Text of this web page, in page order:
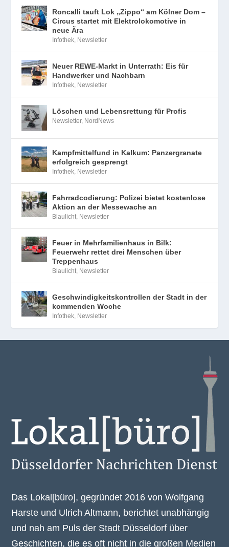
Roncalli tauft Lok „Zippo“ am Kölner Dom –
Circus startet mit Elektrolokomotive in
neue Ära
Infothek, Newsletter
Neuer REWE-Markt in Unterrath: Eis für
Handwerker und Nachbarn
Infothek, Newsletter
Löschen und Lebensrettung für Profis
Newsletter, NordNews
Kampfmittelfund in Kalkum: Panzergranate
erfolgreich gesprengt
Infothek, Newsletter
Fahrradcodierung: Polizei bietet kostenlose
Aktion an der Messewache an
Blaulicht, Newsletter
Feuer in Mehrfamilienhaus in Bilk:
Feuerwehr rettet drei Menschen über
Treppenhaus
Blaulicht, Newsletter
Geschwindigkeitskontrollen der Stadt in der
kommenden Woche
Infothek, Newsletter
Das Lokal[büro], gegründet 2016 von Wolfgang
Harste und Ulrich Altmann, berichtet unabhängig
und nah am Puls der Stadt Düsseldorf über
Geschichten, die es oft nicht in die großen Medien